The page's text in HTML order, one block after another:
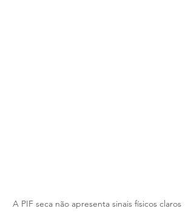
A PIF seca não apresenta sinais físicos claros